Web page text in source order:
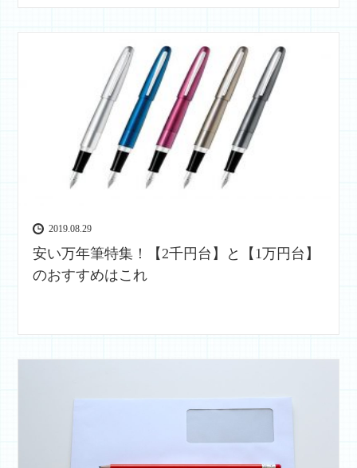
2019.08.29
安い万年筆特集！【2千円台】と【1万円台】
のおすすめはこれ